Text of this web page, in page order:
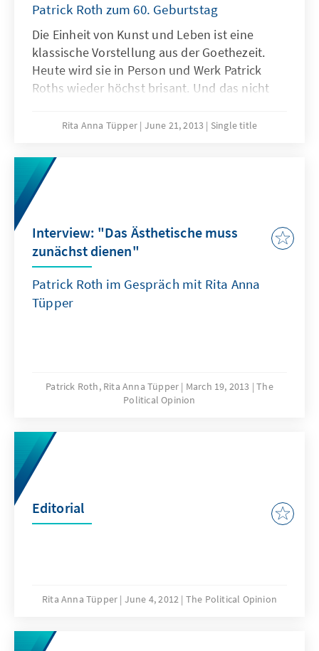
Patrick Roth zum 60. Geburtstag
Die Einheit von Kunst und Leben ist eine
klassische Vorstellung aus der Goethezeit.
Heute wird sie in Person und Werk Patrick
Roths wieder höchst brisant. Und das nicht
sondern – im Gegenteil – durch eine
christlicher Gedanken.
Rita Anna Tüpper June 21, 2013 Single title
Interview: "Das Ästhetische muss
zunächst dienen"
Patrick Roth im Gespräch mit Rita Anna
Tüpper
Patrick Roth, Rita Anna Tüpper March 19, 2013
The
Political Opinion
Editorial
Rita Anna Tüpper June 4, 2012 The Political Opinion